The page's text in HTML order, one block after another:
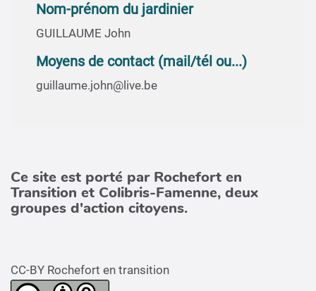
Nom-prénom du jardinier
GUILLAUME John
Moyens de contact (mail/tél ou...)
guillaume.john@live.be
Ce site est porté par Rochefort en
Transition et Colibris-Famenne, deux
groupes d'action citoyens.
CC-BY Rochefort en transition